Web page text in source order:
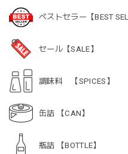
ベストセラー【BEST
セール【SALE】
調味料 【SPICES】
缶詰 【CAN】
瓶詰 【BOTTLE】